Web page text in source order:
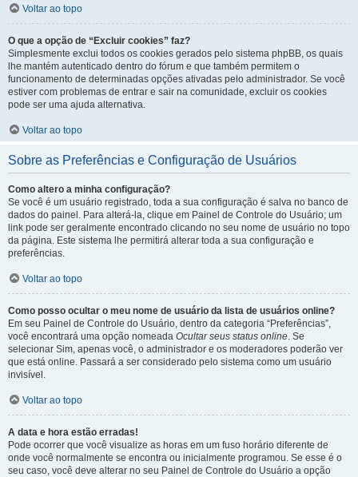
Voltar ao topo
O que a opção de “Excluir cookies” faz?
Simplesmente exclui todos os cookies gerados pelo sistema phpBB, os quais
lhe mantém autenticado dentro do fórum e que também permitem o
funcionamento de determinadas opções ativadas pelo administrador. Se você
estiver com problemas de entrar e sair na comunidade, excluir os cookies
pode ser uma ajuda alternativa.
Voltar ao topo
Sobre as Preferências e Configuração de Usuários
Como altero a minha configuração?
Se você é um usuário registrado, toda a sua configuração é salva no banco de
dados do painel. Para alterá-la, clique em Painel de Controle do Usuário; um
link pode ser geralmente encontrado clicando no seu nome de usuário no topo
da página. Este sistema lhe permitirá alterar toda a sua configuração e
preferências.
Voltar ao topo
Como posso ocultar o meu nome de usuário da lista de usuários online?
Em seu Painel de Controle do Usuário, dentro da categoria “Preferências”,
você encontrará uma opção nomeada Ocultar seus status online. Se
selecionar Sim, apenas você, o administrador e os moderadores poderão ver
que está online. Passará a ser considerado pelo sistema como um usuário
invisível.
Voltar ao topo
A data e hora estão erradas!
Pode ocorrer que você visualize as horas em um fuso horário diferente de
onde você normalmente se encontra ou inicialmente programou. Se esse é o
seu caso, você deve alterar no seu Painel de Controle do Usuário a opção